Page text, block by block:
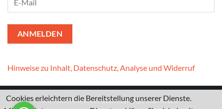
Hinweise zu Inhalt, Datenschutz, Analyse und Widerruf
KontaktI DatenschutzerklärungIImpressum
Cookies erleichtern die Bereitstellung unserer Dienste.